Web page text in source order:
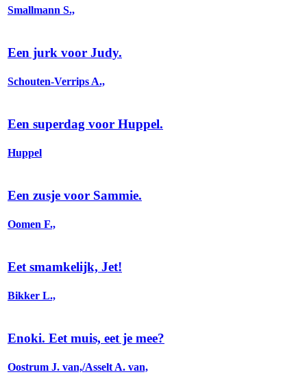
Smallmann S.,
Een jurk voor Judy.
Schouten-Verrips A.,
Een superdag voor Huppel.
Huppel
Een zusje voor Sammie.
Oomen F.,
Eet smamkelijk, Jet!
Bikker L.,
Enoki. Eet muis, eet je mee?
Oostrum J. van,/Asselt A. van,